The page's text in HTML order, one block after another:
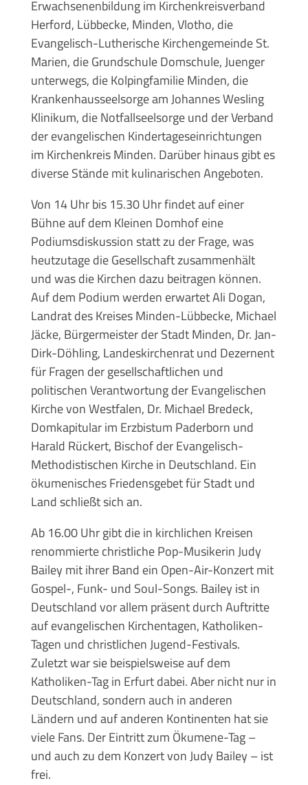
Erwachsenenbildung im Kirchenkreisverband
Herford, Lübbecke, Minden, Vlotho, die
Evangelisch-Lutherische Kirchengemeinde St.
Marien, die Grundschule Domschule, Juenger
unterwegs, die Kolpingfamilie Minden, die
Krankenhausseelsorge am Johannes Wesling
Klinikum, die Notfallseelsorge und der Verband
der evangelischen Kindertageseinrichtungen
im Kirchenkreis Minden. Darüber hinaus gibt es
diverse Stände mit kulinarischen Angeboten.
Von 14 Uhr bis 15.30 Uhr findet auf einer
Bühne auf dem Kleinen Domhof eine
Podiumsdiskussion statt zu der Frage, was
heutzutage die Gesellschaft zusammenhält
und was die Kirchen dazu beitragen können.
Auf dem Podium werden erwartet Ali Dogan,
Landrat des Kreises Minden-Lübbecke, Michael
Jäcke, Bürgermeister der Stadt Minden, Dr. Jan-
Dirk-Döhling, Landeskirchenrat und Dezernent
für Fragen der gesellschaftlichen und
politischen Verantwortung der Evangelischen
Kirche von Westfalen, Dr. Michael Bredeck,
Domkapitular im Erzbistum Paderborn und
Harald Rückert, Bischof der Evangelisch-
Methodistischen Kirche in Deutschland. Ein
ökumenisches Friedensgebet für Stadt und
Land schließt sich an.
Ab 16.00 Uhr gibt die in kirchlichen Kreisen
renommierte christliche Pop-Musikerin Judy
Bailey mit ihrer Band ein Open-Air-Konzert mit
Gospel-, Funk- und Soul-Songs. Bailey ist in
Deutschland vor allem präsent durch Auftritte
auf evangelischen Kirchentagen, Katholiken-
Tagen und christlichen Jugend-Festivals.
Zuletzt war sie beispielsweise auf dem
Katholiken-Tag in Erfurt dabei. Aber nicht nur in
Deutschland, sondern auch in anderen
Ländern und auf anderen Kontinenten hat sie
viele Fans. Der Eintritt zum Ökumene-Tag –
und auch zu dem Konzert von Judy Bailey – ist
frei.